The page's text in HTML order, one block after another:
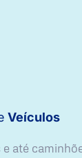
Veículos
até